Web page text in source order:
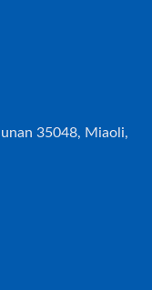
35048, Miaoli,